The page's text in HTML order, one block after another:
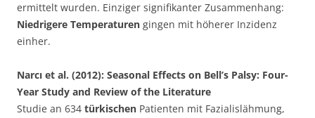
ermittelt wurden. Einziger signifikanter Zusammenhang:
Niedrigere Temperaturen gingen mit höherer Inzidenz
einher.
Narcı et al. (2012): Seasonal Effects on Bell’s Palsy: Four-
Year Study and Review of the Literature
Studie an 634 türkischen Patienten mit Fazialislähmung,